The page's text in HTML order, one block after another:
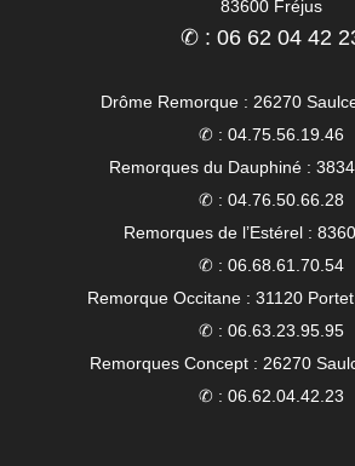
83600 Fréjus
✆ : 06 62 04 42
Drôme Remorque : 26270
✆ : 04.75.56.19.46
Remorques du Dauphiné :
✆ : 04.76.50.66.28
Remorques de l’Estérel :
✆ : 06.68.61.70.54
Remorque Occitane : 31120
✆ : 06.63.23.95.95
Remorques Concept : 26270
✆ : 06.62.04.42.23